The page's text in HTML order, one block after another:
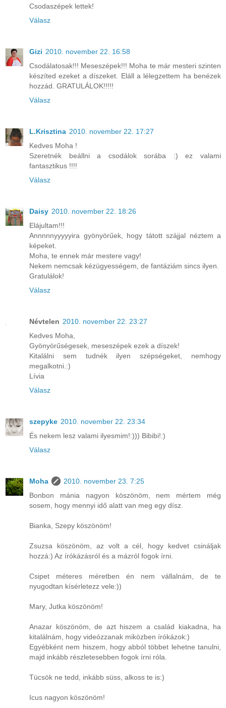
Csodaszépek lettek!
Válasz
Gizi 2010. november 22. 16:58
Csodálatosak!!! Meseszépek!!! Moha te már mesteri szinten
készíted ezeket a díszeket. Eláll a lélegzettem ha benézek
hozzád. GRATULÁLOK!!!!!
Válasz
L.Krisztina 2010. november 22. 17:27
Kedves Moha !
Szeretnék beállni a csodálok sorába :) ez valami
fantasztikus !!!!
Válasz
Daisy 2010. november 22. 18:26
Elájultam!!!
Annnnnyyyyyira gyönyörűek, hogy tátott szájjal néztem a
képeket.
Moha, te ennek már mestere vagy!
Nekem nemcsak kézügyességem, de fantáziám sincs ilyen.
Gratulálok!
Válasz
Névtelen 2010. november 22. 23:27
Kedves Moha,
Gyönyörűségesek, meseszépek ezek a díszek!
Kitalálni sem tudnék ilyen szépségeket, nemhogy
megalkotni.:)
Lívia
Válasz
szepyke 2010. november 22. 23:34
És nekem lesz valami ilyesmim!:))) Bibibi!:)
Válasz
Moha
2010. november 23. 7:25
Bonbon mánia nagyon köszönöm, nem mértem még
sosem, hogy mennyi idő alatt van meg egy dísz.
Bianka, Szepy köszönöm!
Zsuzsa köszönöm, az volt a cél, hogy kedvet csináljak
hozzá:) Az írókázásról és a mázról fogok írni.
Csipet méteres méretben én nem vállalnám, de te
nyugodtan kísérletezz vele:))
Mary, Jutka köszönöm!
Anazar köszönöm, de azt hiszem a család kiakadna, ha
kitalálnám, hogy videózzanak miközben írókázok:)
Egyébként nem hiszem, hogy abból többet lehetne tanulni,
majd inkább részletesebben fogok írni róla.
Tücsök ne tedd, inkább süss, alkoss te is:)
Icus nagyon köszönöm!